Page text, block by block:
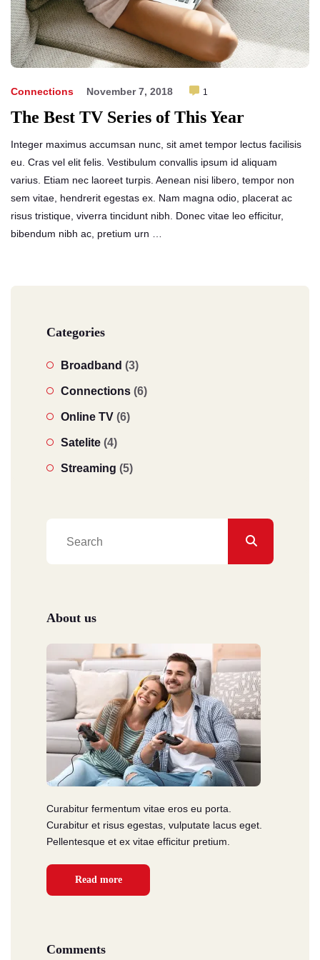
Connections November 7, 2018 1
The Best TV Series of This Year
Integer maximus accumsan nunc, sit amet tempor lectus facilisis
eu. Cras vel elit felis. Vestibulum convallis ipsum id aliquam
varius. Etiam nec laoreet turpis. Aenean nisi libero, tempor non
sem vitae, hendrerit egestas ex. Nam magna odio, placerat ac
risus tristique, viverra tincidunt nibh. Donec vitae leo efficitur,
bibendum nibh ac, pretium urn …
Categories
Broadband (3)
Connections (6)
Online TV (6)
Satelite (4)
Streaming (5)
About us
Curabitur fermentum vitae eros eu porta.
Curabitur et risus egestas, vulputate lacus eget.
Pellentesque et ex vitae efficitur pretium.
Read more
Comments